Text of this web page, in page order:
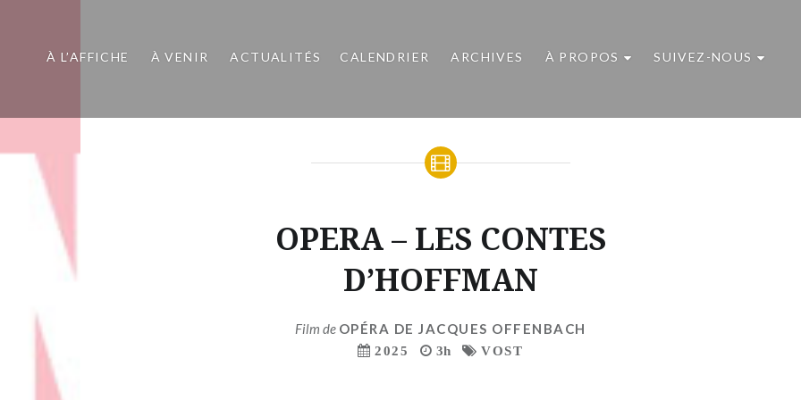
À L’AFFICHE À VENIR ACTUALITÉS CALENDRIER ARCHIVES À PROPOS SUIVEZ-NOUS
OPERA – LES CONTES
D’HOFFMAN
Film de OPÉRA DE JACQUES OFFENBACH
2025 3h VOST